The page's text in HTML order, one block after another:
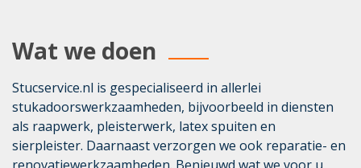
Wat we doen
Stucservice.nl is gespecialiseerd in allerlei
stukadoorswerkzaamheden, bijvoorbeeld in diensten
als raapwerk, pleisterwerk, latex spuiten en
sierpleister. Daarnaast verzorgen we ook reparatie- en